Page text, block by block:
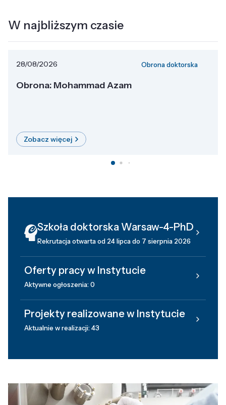
W najbliższym czasie
28/08/2026 Obrona doktorska
Obrona: Mohammad Azam
Zobacz więcej
Szkoła doktorska Warsaw-4-PhD
Rekrutacja otwarta od 24 lipca do 7 sierpnia 2026
Oferty pracy w Instytucie
Aktywne ogłoszenia: 0
Projekty realizowane w Instytucie
Aktualnie w realizacji: 43